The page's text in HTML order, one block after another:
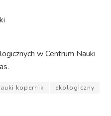
w Centrum Nauki
kopernik
ekologiczny